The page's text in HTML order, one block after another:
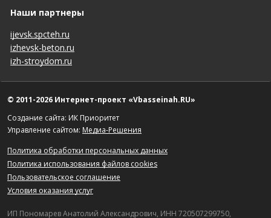
Наши партнеры
ijevsk.spcteh.ru
izhevsk-beton.ru
izh-stroydom.ru
© 2011-2026 Интернет-проект «Vbasseinah.RU»
Создание сайта: ИК Приоритет
Управление сайтом: Медиа-Решения
Политика обработки персональных данных
Политика использования файлов cookies
Пользовательское соглашение
Условия оказания услуг
ИП Пономарев Анатолий Александрович, ИНН 720507299750,